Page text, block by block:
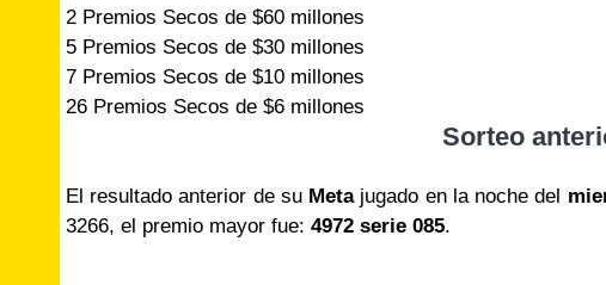
2 Premios Secos de $60 millones
5 Premios Secos de $30 millones
7 Premios Secos de $10 millones
26 Premios Secos de $6 millones
Sorteo
El resultado anterior de su Metajugado en la noche del
3266, el premio mayor fue: 4972 serie 085.